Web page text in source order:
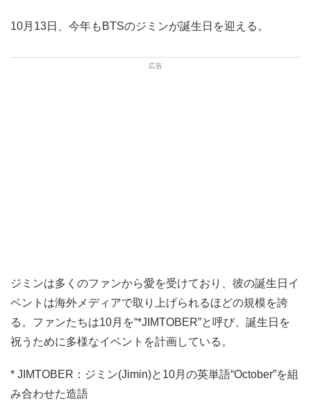
10月13日、今年もBTSのジミンが誕生日を迎える。
ジミンは多くのファンから愛を受けており、彼の誕生日イ
ベントは海外メディアで取り上げられるほどの規模を誇
る。ファンたちは10月を“*JIMTOBER”と呼び、誕生日を
祝うために多様なイベントを計画している。
* JIMTOBER：ジミン(Jimin)と10月の英単語“October”を組
み合わせた造語